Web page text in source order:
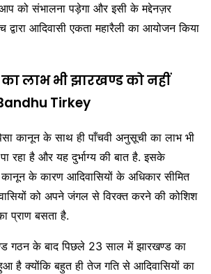
को संभालना पड़ेगा और इसी के मद्देनज़र
द्वारा आदिवासी एकता महारैली का आयोजन किया
लाभ भी झारखण्ड को नहीं
Tirkey
कानून के साथ ही पाँचवी अनुसूची का लाभ भी
रहा है और यह दुर्भाग्य की बात है. इसके
के कारण आदिवासियों के अधिकार सीमित
को अपने जंगल से विरक्त करने की कोशिश
प्राण बसता है.
गठन के बाद पिछले 23 साल में झारखण्ड का
है क्योंकि बहुत ही तेज गति से आदिवासियों का